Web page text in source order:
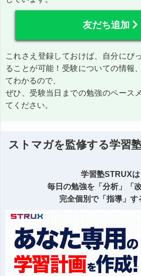
友だち追加
これさえ登録しておけば、自分にぴ
ることが可能！受験についての情報
てわかるので、
ぜひ、受験当日までの勉強のペース
てください。
ストマガを監修する学習
学習塾STRUXは
毎日の勉強を「分析」「改
完全個別で「指導」す